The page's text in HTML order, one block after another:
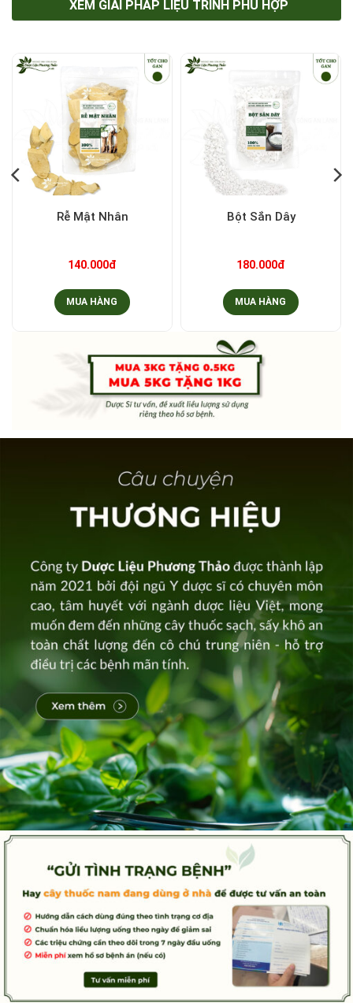
XEM GIẢI PHÁP LIỆU TRÌNH PHÙ HỢP
Rễ Mật Nhân
140.000đ
MUA HÀNG
Bột Sắn Dây
180.000đ
MUA HÀNG